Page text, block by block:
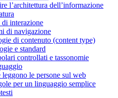
l’architettura dell’informazione
interazione
di navigazione
di contenuto (content type)
e standard
controllati e tassonomie
le persone sul web
per un linguaggio semplice